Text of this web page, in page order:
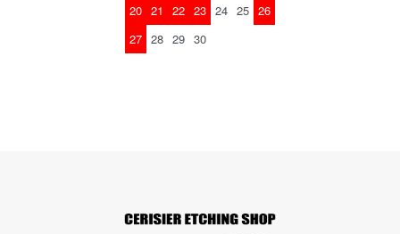
20 21 22 23 24 25 26
27 28 29 30